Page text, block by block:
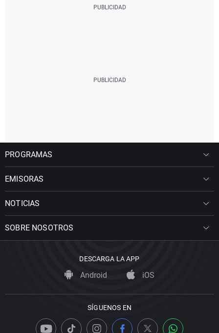
PROGRAMAS
EMISORAS
NOTICIAS
SOBRE NOSOTROS
DESCARGA LA APP
Android iOS
SÍGUENOS EN